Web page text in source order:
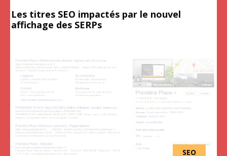
Les titres SEO impactés par le nouvel
affichage des SERPs
SEO